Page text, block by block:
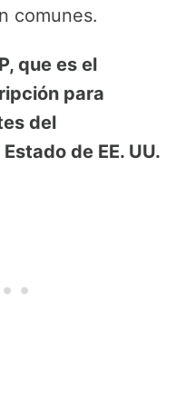
comunes.
que es el
para
del
de EE. UU.